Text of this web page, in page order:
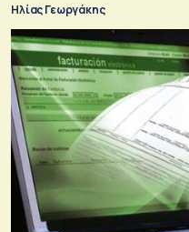
Ηλίας Γεωργάκης